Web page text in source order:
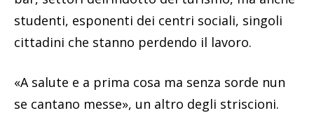
studenti, esponenti dei centri sociali, singoli
cittadini che stanno perdendo il lavoro.
«A salute e a prima cosa ma senza sorde nun
se cantano messe», un altro degli striscioni.